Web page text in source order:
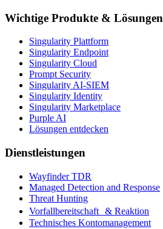
Wichtige Produkte & Lösungen
Singularity Plattform
Singularity Endpoint
Singularity Cloud
Prompt Security
Singularity AI-SIEM
Singularity Identity
Singularity Marketplace
Purple AI
Lösungen entdecken
Dienstleistungen
Wayfinder TDR
Managed Detection and Response
Threat Hunting
Vorfallbereitschaft & Reaktion
Technisches Kontomanagement